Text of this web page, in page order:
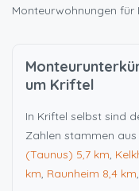
Monteurwohnungen für
um Kriftel
In Kriftel selbst sind
Zahlen stammen
(Taunus) 5,7 km,
km, Raunheim 8,4 km,